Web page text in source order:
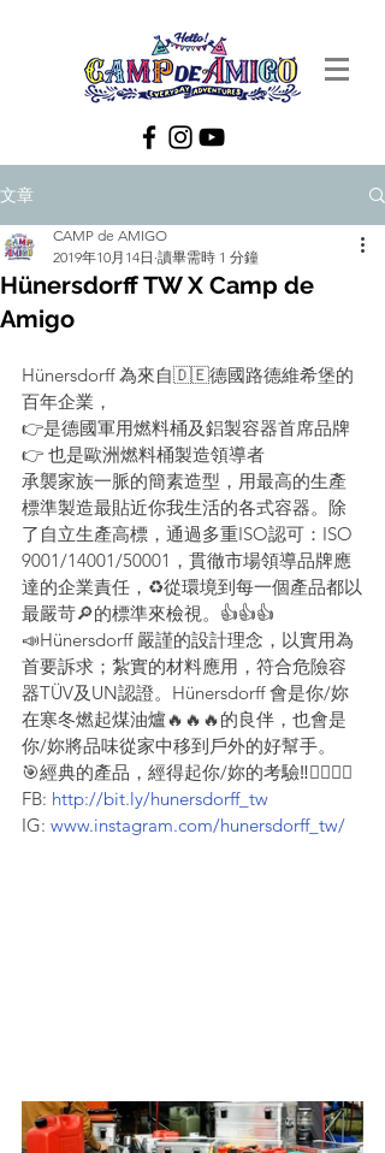
文章
Hünersdorff TW X Camp de
Amigo
CAMP de AMIGO
2019年10月14日 讀畢需時 1 分鐘
Hünersdorff 為來自🇩🇪德國路德維希堡的
百年企業，
👉是德國軍用燃料桶及鋁製容器首席品牌
👉 也是歐洲燃料桶製造領導者
承襲家族一脈的簡素造型，用最高的生產
標準製造最貼近你我生活的各式容器。除
了自立生產高標，通過多重ISO認可：ISO
9001/14001/50001，貫徹市場領導品牌應
達的企業責任，♻️從環境到每一個產品都以
最嚴苛🔎的標準來檢視。👍👍👍
📣Hünersdorff 嚴謹的設計理念，以實用為
首要訴求；紮實的材料應用，符合危險容
器TÜV及UN認證。Hünersdorff 會是你/妳
在寒冬燃起煤油爐🔥🔥🔥的良伴，也會是
你/妳將品味從家中移到戶外的好幫手。
🎯經典的產品，經得起你/妳的考驗‼️🙋‍♀️🙋‍♂️
FB: http://bit.ly/hunersdorff_tw
IG: www.instagram.com/hunersdorff_tw/